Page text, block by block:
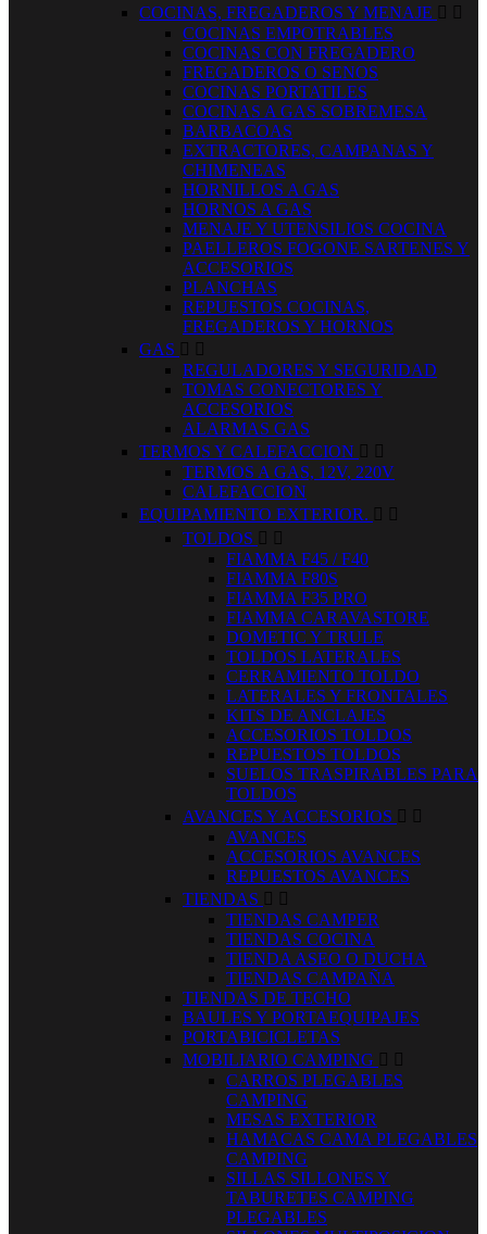
COCINAS, FREGADEROS Y MENAJE  
COCINAS EMPOTRABLES
COCINAS CON FREGADERO
FREGADEROS O SENOS
COCINAS PORTATILES
COCINAS A GAS SOBREMESA
BARBACOAS
EXTRACTORES, CAMPANAS Y
CHIMENEAS
HORNILLOS A GAS
HORNOS A GAS
MENAJE Y UTENSILIOS COCINA
PAELLEROS FOGONE SARTENES Y
ACCESORIOS
PLANCHAS
REPUESTOS COCINAS,
FREGADEROS Y HORNOS
GAS  
REGULADORES Y SEGURIDAD
TOMAS CONECTORES Y
ACCESORIOS
ALARMAS GAS
TERMOS Y CALEFACCION  
TERMOS A GAS, 12V, 220V
CALEFACCION
EQUIPAMIENTO EXTERIOR.  
TOLDOS  
FIAMMA F45 / F40
FIAMMA F80S
FIAMMA F35 PRO
FIAMMA CARAVASTORE
DOMETIC Y TRULE
TOLDOS LATERALES
CERRAMIENTO TOLDO
LATERALES Y FRONTALES
KITS DE ANCLAJES
ACCESORIOS TOLDOS
REPUESTOS TOLDOS
SUELOS TRASPIRABLES PARA
TOLDOS
AVANCES Y ACCESORIOS  
AVANCES
ACCESORIOS AVANCES
REPUESTOS AVANCES
TIENDAS  
TIENDAS CAMPER
TIENDAS COCINA
TIENDA ASEO O DUCHA
TIENDAS CAMPAÑA
TIENDAS DE TECHO
BAULES Y PORTAEQUIPAJES
PORTABICICLETAS
MOBILIARIO CAMPING  
CARROS PLEGABLES
CAMPING
MESAS EXTERIOR
HAMACAS CAMA PLEGABLES
CAMPING
SILLAS SILLONES Y
TABURETES CAMPING
PLEGABLES